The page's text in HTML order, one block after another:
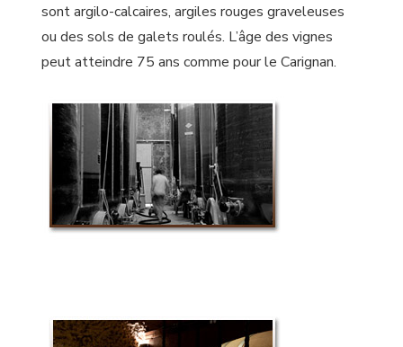
sont argilo-calcaires, argiles rouges graveleuses
ou des sols de galets roulés. L’âge des vignes
peut atteindre 75 ans comme pour le Carignan.